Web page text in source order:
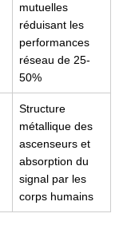
mutuelles
réduisant les
performances
réseau de 25-
50%
Structure
métallique des
ascenseurs et
absorption du
signal par les
corps humains